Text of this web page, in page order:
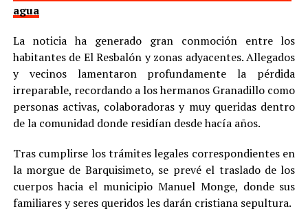
agua
La noticia ha generado gran conmoción entre los
habitantes de El Resbalón y zonas adyacentes. Allegados
y vecinos lamentaron profundamente la pérdida
irreparable, recordando a los hermanos Granadillo como
personas activas, colaboradoras y muy queridas dentro
de la comunidad donde residían desde hacía años.
Tras cumplirse los trámites legales correspondientes en
la morgue de Barquisimeto, se prevé el traslado de los
cuerpos hacia el municipio Manuel Monge, donde sus
familiares y seres queridos les darán cristiana sepultura.